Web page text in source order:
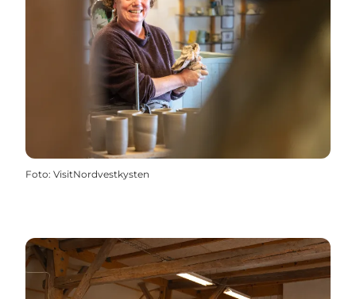
Foto: VisitNordvestkysten